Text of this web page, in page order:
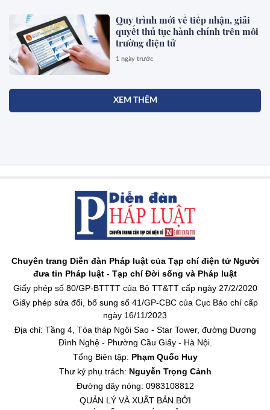
Quy trình mới về tiếp nhận, giải
quyết thủ tục hành chính trên môi
trường điện tử
1 ngày trước
XEM THÊM
Chuyên trang Diễn đàn Pháp luật của Tạp chí điện tử Người
đưa tin Pháp luật - Tạp chí Đời sống và Pháp luật
Giấy phép số 80/GP-BTTTT của Bộ TT&TT cấp ngày 27/2/2020
Giấy phép sửa đổi, bổ sung số 41/GP-CBC của Cục Báo chí cấp
ngày 16/11/2023
Địa chỉ: Tầng 4, Tòa tháp Ngôi Sao - Star Tower, đường Dương
Đình Nghệ - Phường Cầu Giấy - Hà Nội.
Tổng Biên tập: Phạm Quốc Huy
Thư ký phụ trách: Nguyễn Trọng Cảnh
Đường dây nóng: 0983108812
QUẢN LÝ VÀ XUẤT BẢN BỞI